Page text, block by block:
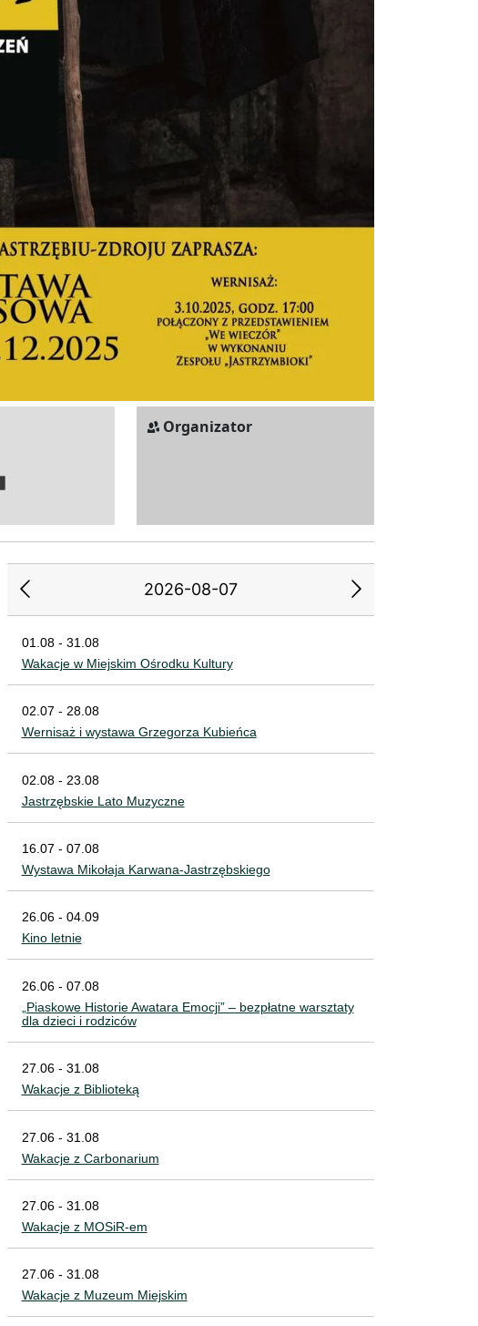
Zatrzymaj
Organizator
1 2 3 4
15 16 17 18
22
28 29 30
2026-08-07
01.08 - 31.08
Wakacje w Miejskim Ośrodku Kultury
02.07 - 28.08
Wernisaż i wystawa Grzegorza Kubieńca
02.08 - 23.08
Jastrzębskie Lato Muzyczne
16.07 - 07.08
Wystawa Mikołaja Karwana-Jastrzębskiego
26.06 - 04.09
Kino letnie
26.06 - 07.08
„Piaskowe Historie Awatara Emocji” – bezpłatne warsztaty
dla dzieci i rodziców
27.06 - 31.08
Wakacje z Biblioteką
27.06 - 31.08
Wakacje z Carbonarium
27.06 - 31.08
Wakacje z MOSiR-em
27.06 - 31.08
Wakacje z Muzeum Miejskim